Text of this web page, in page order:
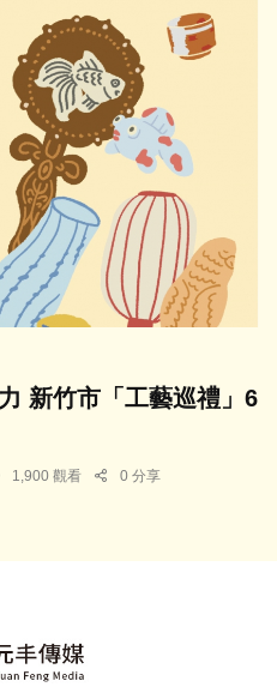
新竹市「工藝巡禮」6
1,900 觀看 0 分享